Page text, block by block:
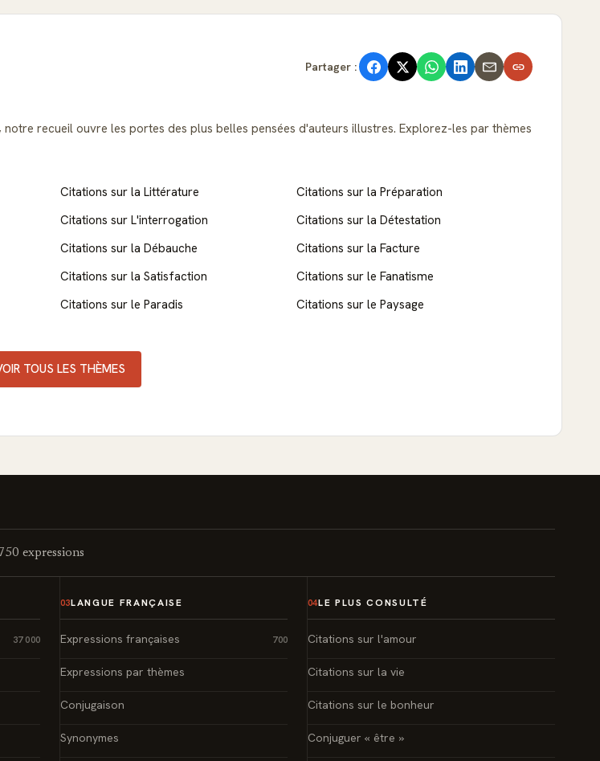
Partager :
recueil ouvre les portes des plus belles pensées d'auteurs illustres. Explorez-les par thèmes
Citations sur la Littérature
Citations sur la Préparation
Citations sur L'interrogation
Citations sur la Détestation
Citations sur la Débauche
Citations sur la Facture
Citations sur la Satisfaction
Citations sur le Fanatisme
Citations sur le Paradis Citations sur le Paysage
TOUS LES THÈMES
expressions
37 000
03LANGUE FRANÇAISE
Expressions françaises 700
Expressions par thèmes
Conjugaison
Synonymes
04LE PLUS CONSULTÉ
Citations sur l'amour
Citations sur la vie
Citations sur le bonheur
Conjuguer « être »